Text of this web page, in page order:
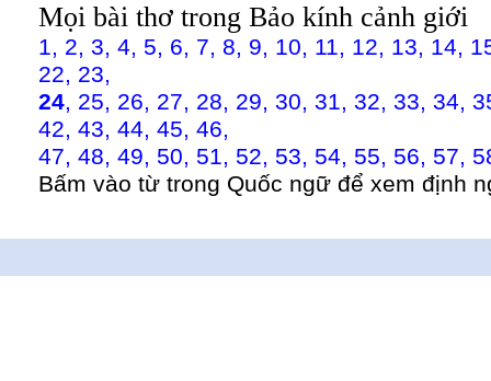
Mọi bài thơ trong Bảo kính cảnh giới
1, 2, 3, 4, 5, 6, 7, 8, 9, 10, 11, 12, 13, 14,
22, 23,
24, 25, 26, 27, 28, 29, 30, 31, 32, 33, 34,
42, 43, 44, 45, 46,
47, 48, 49, 50, 51, 52, 53, 54, 55, 56, 57,
Bấm vào từ trong Quốc ngữ để xem định